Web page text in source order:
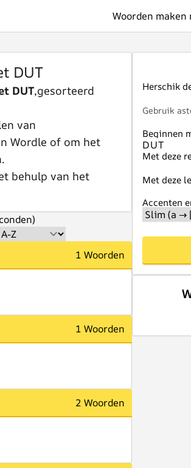
Woorden
DUT
DUT,gesorteerd
van
Wordle of om het
behulp van het
1 Woorden
1 Woorden
2 Woorden
Herschik
Gebruik
Beginnen
Met deze
Met deze
Accenten